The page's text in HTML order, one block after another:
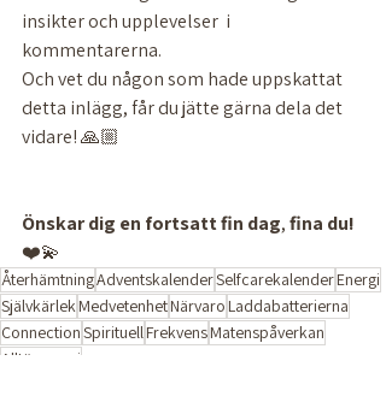
insikter och upplevelser  i
kommentarerna.
Och vet du någon som hade uppskattat
detta inlägg, får du jätte gärna dela det
vidare! 🙏🏼
Önskardig en fortsattfin dag, fina du!
❤️💫
ÅterhämtningAdventskalenderSelfcarekalenderEnergi
SjälvkärlekMedvetenhetNärvaro Laddabatterierna
ConnectionSpirituellFrekvensMatenspåverkan
Alltärenergi